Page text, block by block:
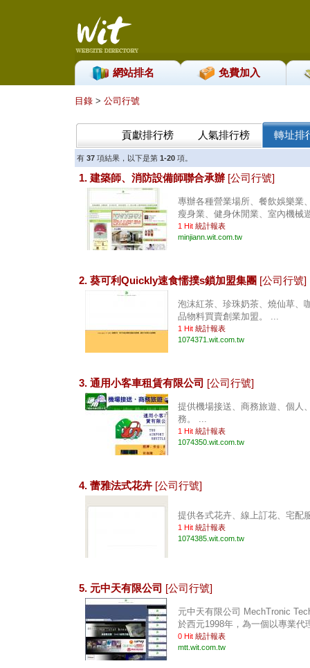
網站排名 免費加入
目錄 > 公司行號
貢獻排行榜 人氣排行榜 轉址排
有 37 項結果，以下是第 1-20項。
1. 建築師、消防設備師聯合承辦 [公司行號]
專辦各種營業場所、餐飲娛樂業
瘦身業、健身休閒業、室內機械
1 Hit 統計報表
minjiann.wit.com.tw
2. 葵可利Quickly速食懦撲s鎖加盟集團 [公司行號]
泡沫紅茶、珍珠奶茶、燒仙草、
品物料買賣創業加盟。 ...
1 Hit 統計報表
1074371.wit.com.tw
3. 通用小客車租賃有限公司 [公司行號]
提供機場接送、商務旅遊、個人
務。 ...
1 Hit 統計報表
1074350.wit.com.tw
4. 蕾雅法式花卉 [公司行號]
提供各式花卉、線上訂花、宅配
1 Hit 統計報表
1074385.wit.com.tw
5. 元中天有限公司 [公司行號]
元中天有限公司 MechTronic
於西元1998年，為一個以專業代
0 Hit 統計報表
mtt.wit.com.tw